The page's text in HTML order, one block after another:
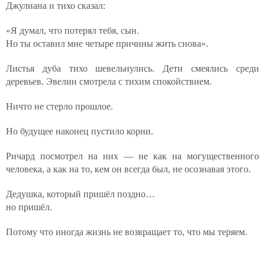
Джулиана и тихо сказал:
«Я думал, что потерял тебя, сын.
Но ты оставил мне четыре причины жить снова».
Листья дуба тихо шевельнулись. Дети смеялись среди
деревьев. Эвелин смотрела с тихим спокойствием.
Ничто не стерло прошлое.
Но будущее наконец пустило корни.
Ричард посмотрел на них — не как на могущественного
человека, а как на то, кем он всегда был, не осознавая этого.
Дедушка, который пришёл поздно…
но пришёл.
Потому что иногда жизнь не возвращает то, что мы теряем.